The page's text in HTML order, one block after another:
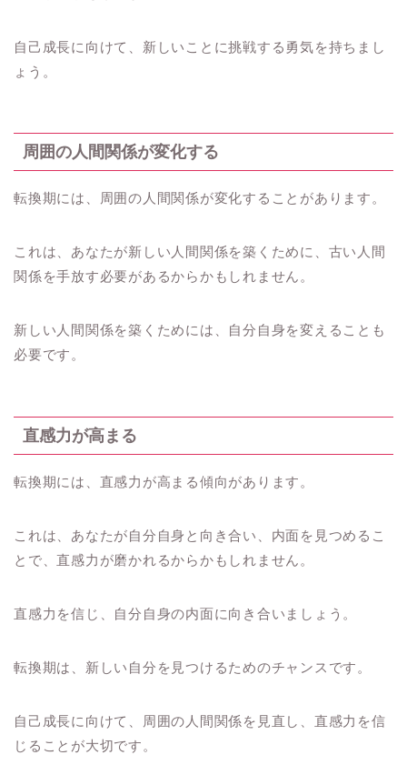
自己成長に向けて、新しいことに挑戦する勇気を持ちまし
ょう。
周囲の人間関係が変化する
転換期には、周囲の人間関係が変化することがあります。
これは、あなたが新しい人間関係を築くために、古い人間
関係を手放す必要があるからかもしれません。
新しい人間関係を築くためには、自分自身を変えることも
必要です。
直感力が高まる
転換期には、直感力が高まる傾向があります。
これは、あなたが自分自身と向き合い、内面を見つめるこ
とで、直感力が磨かれるからかもしれません。
直感力を信じ、自分自身の内面に向き合いましょう。
転換期は、新しい自分を見つけるためのチャンスです。
自己成長に向けて、周囲の人間関係を見直し、直感力を信
じることが大切です。